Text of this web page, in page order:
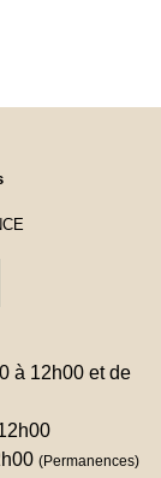
à 12h00 et de
(Permanences)